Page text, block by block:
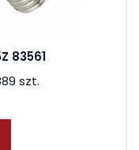
83561
szt.